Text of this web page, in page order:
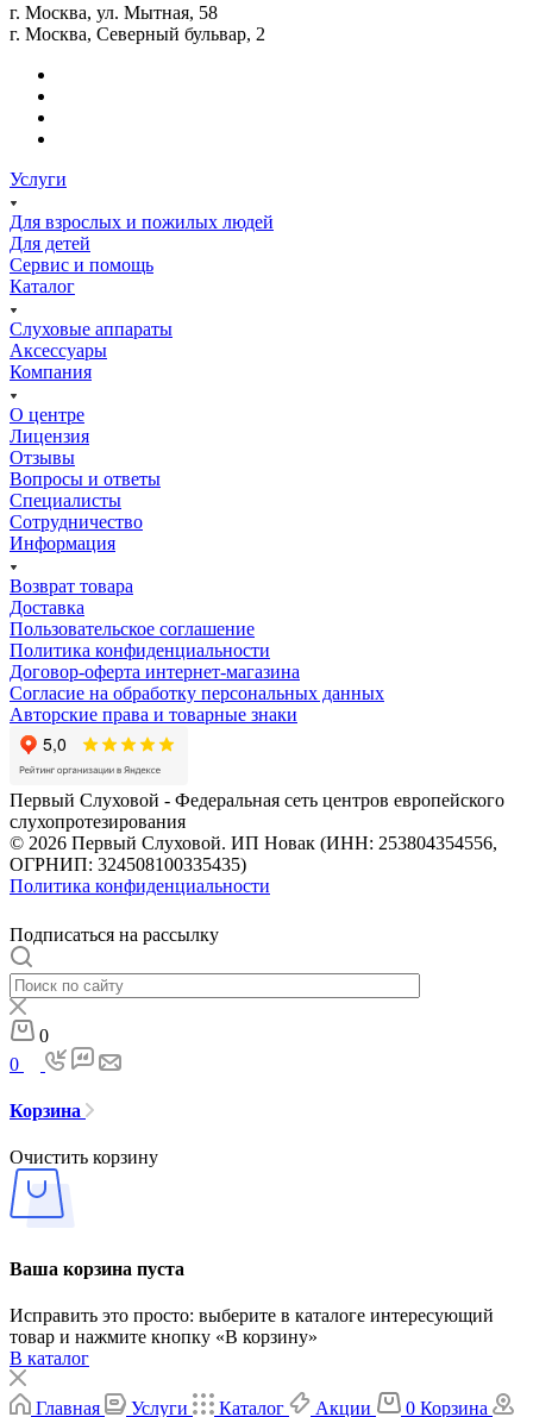
г. Москва, ул. Мытная, 58
г. Москва, Северный бульвар, 2
Услуги
Для взрослых и пожилых людей
Для детей
Сервис и помощь
Каталог
Слуховые аппараты
Аксессуары
Компания
О центре
Лицензия
Отзывы
Вопросы и ответы
Специалисты
Сотрудничество
Информация
Возврат товара
Доставка
Пользовательское соглашение
Политика конфиденциальности
Договор-оферта интернет-магазина
Согласие на обработку персональных данных
Авторские права и товарные знаки
Первый Слуховой - Федеральная сеть центров европейского
слухопротезирования
© 2026 Первый Слуховой. ИП Новак (ИНН: 253804354556,
ОГРНИП: 324508100335435)
Политика конфиденциальности
Подписаться на рассылку
0
0
Корзина
Очистить корзину
Ваша корзина пуста
Исправить это просто: выберите в каталоге интересующий
товар и нажмите кнопку «В корзину»
В каталог
Главная Услуги Каталог Акции 0 Корзина